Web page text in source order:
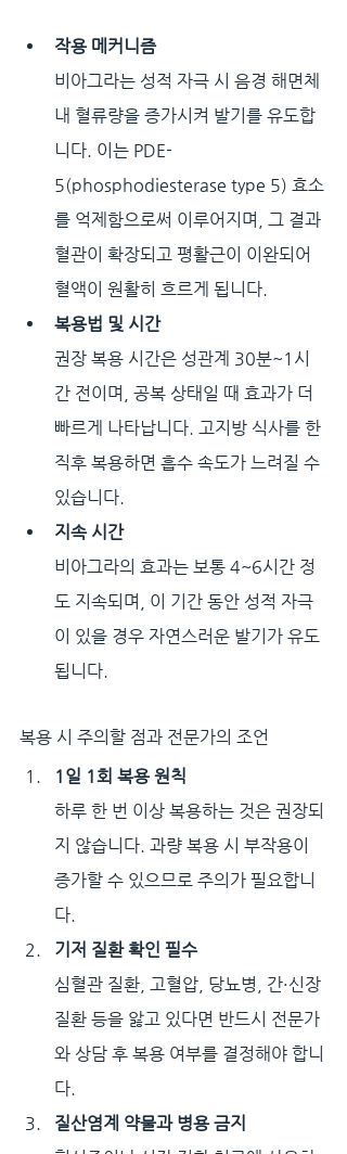
작용 메커니즘
비아그라는 성적 자극 시 음경 해면체
내 혈류량을 증가시켜 발기를 유도합
니다. 이는 PDE-
5(phosphodiesterase type 5) 효소
를 억제함으로써 이루어지며, 그 결과
혈관이 확장되고 평활근이 이완되어
혈액이 원활히 흐르게 됩니다.
복용법 및 시간
권장 복용 시간은 성관계 30분~1시
간 전이며, 공복 상태일 때 효과가 더
빠르게 나타납니다. 고지방 식사를 한
직후 복용하면 흡수 속도가 느려질 수
있습니다.
지속 시간
비아그라의 효과는 보통 4~6시간 정
도 지속되며, 이 기간 동안 성적 자극
이 있을 경우 자연스러운 발기가 유도
됩니다.
복용 시 주의할 점과 전문가의 조언
1일 1회 복용 원칙
하루 한 번 이상 복용하는 것은 권장되
지 않습니다. 과량 복용 시 부작용이
증가할 수 있으므로 주의가 필요합니
다.
기저 질환 확인 필수
심혈관 질환, 고혈압, 당뇨병, 간·신장
질환 등을 앓고 있다면 반드시 전문가
와 상담 후 복용 여부를 결정해야 합니
다.
질산염계 약물과 병용 금지